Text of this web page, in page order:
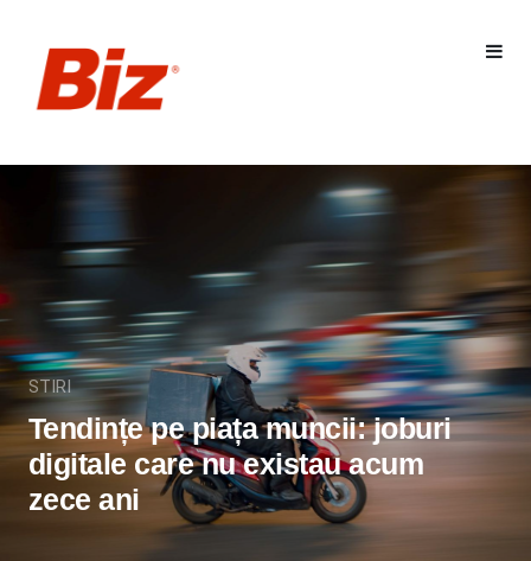
STIRI
Tendințe pe piața muncii: joburi
digitale care nu existau acum
zece ani